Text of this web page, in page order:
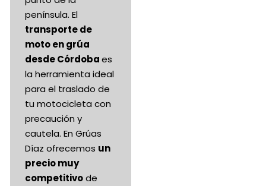
península. El
transporte de
moto en grúa
desde Córdobaes
la herramienta ideal
para el traslado de
tu motocicleta con
precaución y
cautela. En Grúas
Díaz ofrecemos un
precio muy
competitivode